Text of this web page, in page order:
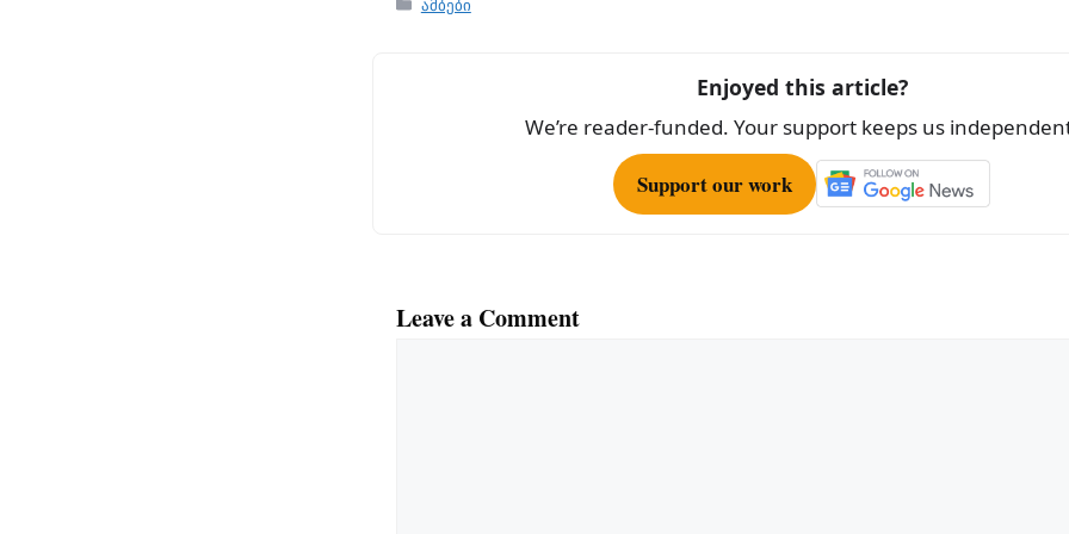
ამბები
Enjoyed this article?
We’re reader-funded. Your support keeps us
Support our work
Leave a Comment